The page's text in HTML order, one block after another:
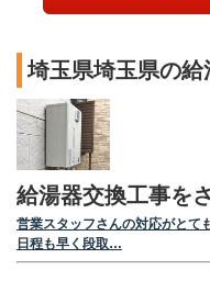
埼玉県埼玉県の給
給湯器交換工事を
営業スタッフさんの対応がとて
日程も早く段取…